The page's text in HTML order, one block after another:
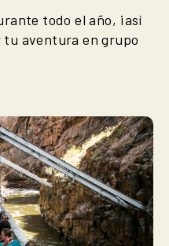
todo el año, ¡así
aventura en grupo